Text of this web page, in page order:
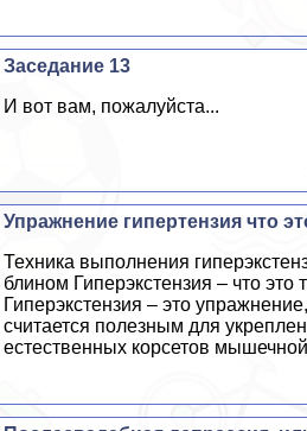
Заседание 13
И вот вам, пожалуйста...
Упражнение гипертензия что
Техника выполнения
блином Гиперэкстензия – что это
Гиперэкстензия – это
считается полезным для
естественных корсетов